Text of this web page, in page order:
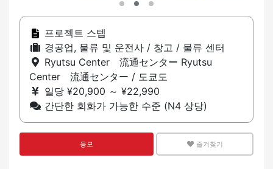
프로젝트 스텝
경공업, 물류 및 운전사 / 창고 / 물류 센터
Ryutsu Center 流通センター Ryutsu
Center 流通センター / 도쿄도
일당 ¥20,900 ～ ¥22,990
간단한 회화가 가능한 수준 (N4 상당)
응모 즐겨찾기